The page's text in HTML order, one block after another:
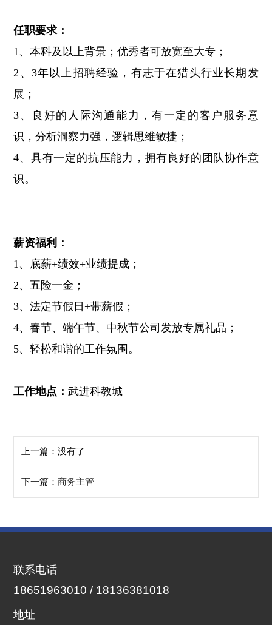
任职要求：
1、本科及以上背景；优秀者可放宽至大专；
2、3年以上招聘经验，有志于在猎头行业长期发
展；
3、良好的人际沟通能力，有一定的客户服务意
识，分析洞察力强，逻辑思维敏捷；
4、具有一定的抗压能力，拥有良好的团队协作意
识。
薪资福利：
1、底薪+绩效+业绩提成；
2、五险一金；
3、法定节假日+带薪假；
4、春节、端午节、中秋节公司发放专属礼品；
5、轻松和谐的工作氛围。
工作地点：武进科教城
上一篇：没有了
下一篇：商务主管
联系电话
18651963010 / 18136381018
地址